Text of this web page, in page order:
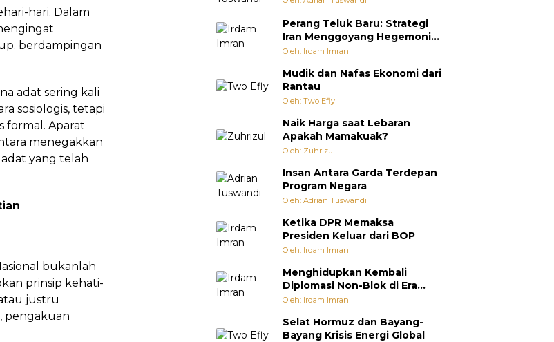
hari. Dalam
berdampingan
adat sering kali
sosiologis, tetapi
formal. Aparat
menegakkan
yang telah
bukanlah
prinsip kehati-
justru
pengakuan
Perang Teluk Baru: Strategi
Iran Menggoyang Hegemoni
AS dari Dalam
Oleh: Irdam Imran
Mudik dan Nafas Ekonomi dari
Rantau
Oleh: Two Efly
Naik Harga saat Lebaran
Apakah Mamakuak?
Oleh: Zuhrizul
Insan Antara Garda Terdepan
Program Negara
Oleh: Adrian Tuswandi
Ketika DPR Memaksa
Presiden Keluar dari BOP
Oleh: Irdam Imran
Menghidupkan Kembali
Diplomasi Non-Blok di Era
Multipolar
Oleh: Irdam Imran
Selat Hormuz dan Bayang-
Bayang Krisis Energi Global